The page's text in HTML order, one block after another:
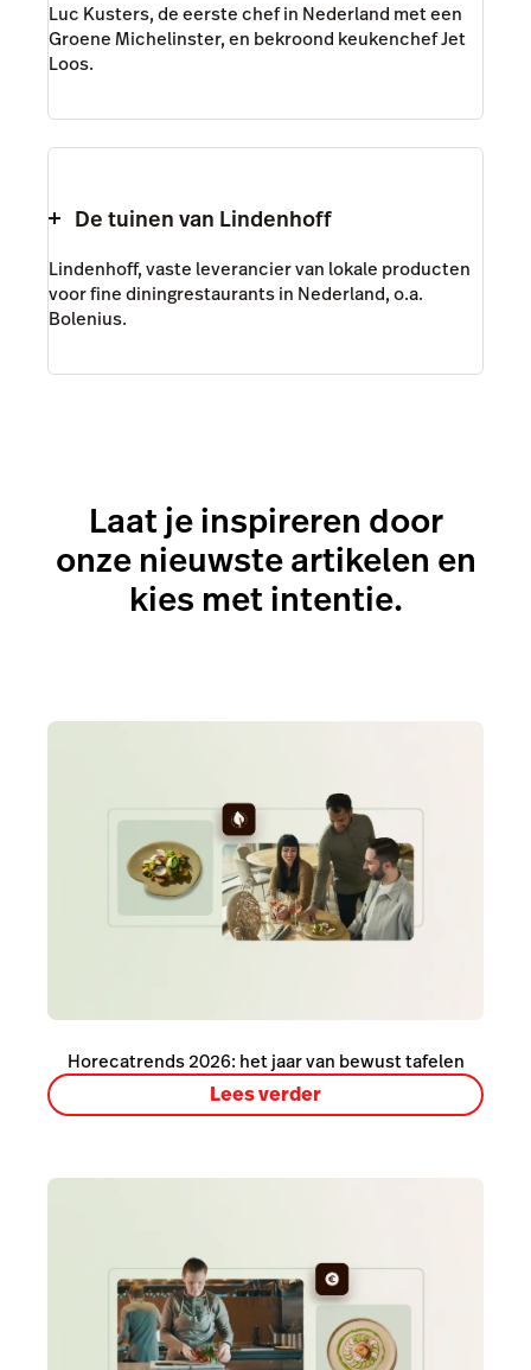
Luc Kusters, de eerste chef in Nederland met een
Groene Michelinster, en bekroond keukenchef Jet
Loos.
De tuinen van Lindenhoff
Lindenhoff, vaste leverancier van lokale producten
voor fine diningrestaurants in Nederland, o.a.
Bolenius.
Laat je inspireren door
onze nieuwste artikelen en
kies met intentie.
Horecatrends 2026: het jaar van bewust tafelen
Lees verder